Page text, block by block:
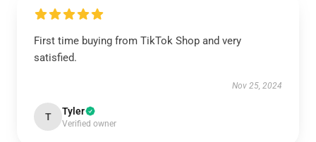
First time buying from TikTok Shop and very
satisfied.
Nov 25, 2024
T Tyler
Verified owner